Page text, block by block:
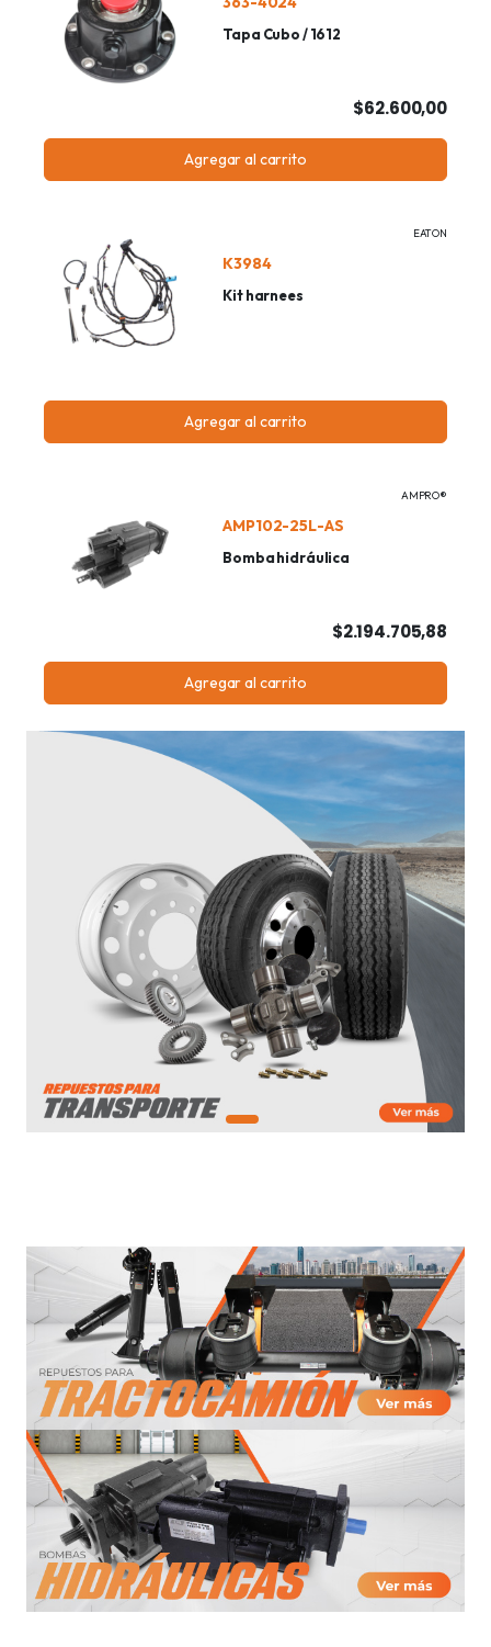
Tapa Cubo / 1612
$62.600,00
Agregar al carrito
EATON
K3984
Kit harnees
Agregar al carrito
AMPRO®
AMP102-25L-AS
Bomba hidráulica
$2.194.705,88
Agregar al carrito